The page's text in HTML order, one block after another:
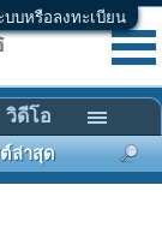
บบหรือลงทะเบียน
ล่าสุด
วิดีโอ